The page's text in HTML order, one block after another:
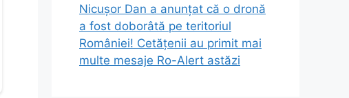
Nicușor Dan a anunțat că o dronă
a fost doborâtă pe teritoriul
României! Cetățenii au primit mai
multe mesaje Ro-Alert astăzi